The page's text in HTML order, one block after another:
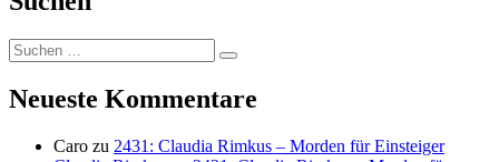
Suchen
nach:
Suchen
Neueste Kommentare
Caro zu 2431: Claudia Rimkus – Morden für Einsteiger